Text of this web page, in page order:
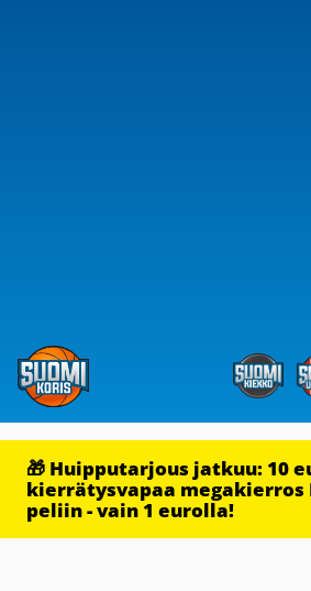
🎁 Huipputarjous jatkuu: 10
kierrätysvapaa megakierros
peliin - vain 1 eurolla!